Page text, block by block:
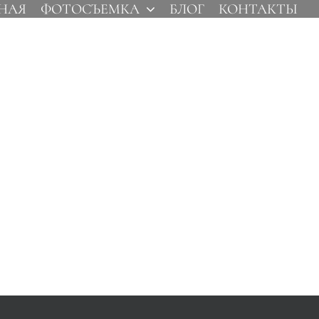
ФОТОСЪЕМКА БЛОГ КОНТАКТЫ